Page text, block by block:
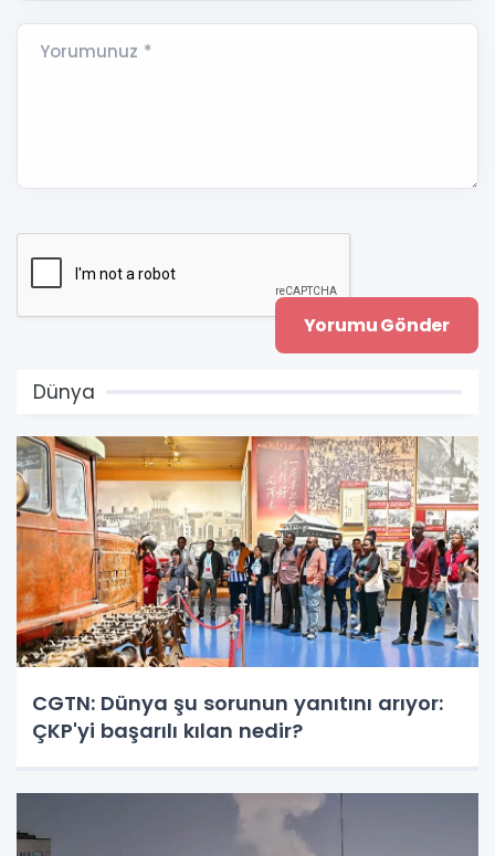
Yorumunuz *
Dünya
CGTN: Dünya şu sorunun yanıtını arıyor:
ÇKP'yi başarılı kılan nedir?